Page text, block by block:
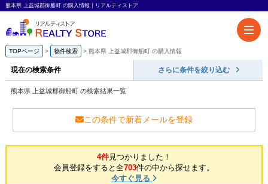
熊本県 上益城郡御船町 の購入情報｜リアルティストア
TOPページ 物件検索 熊本県 上益城郡御船町 の購入情報
現在の検索条件 さらに条件を絞り込む
熊本県 上益城郡御船町 の検索結果一覧
この条件で新着メールを登録
4件見つかりました！
会員登録をすると全703件の中から探せます。
今すぐ見る